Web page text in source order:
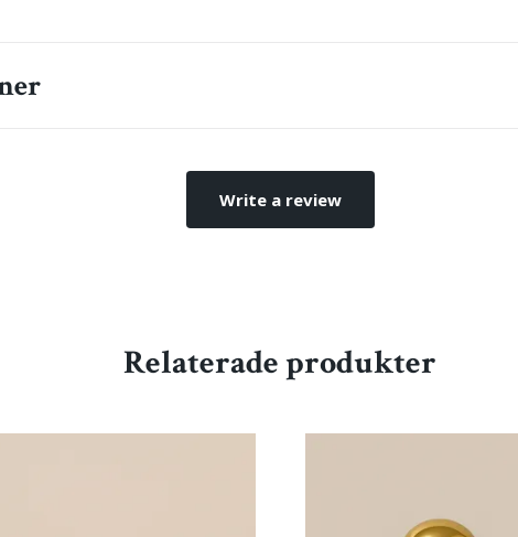
Write a review
Relaterade produkter